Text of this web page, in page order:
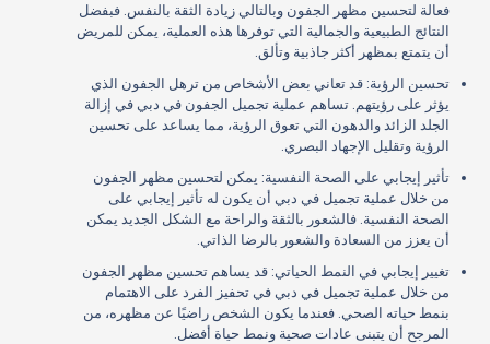
فعالة لتحسين مظهر الجفون وبالتالي زيادة الثقة بالنفس. فبفضل
النتائج الطبيعية والجمالية التي توفرها هذه العملية، يمكن للمريض
أن يتمتع بمظهر أكثر جاذبية وتألق.
تحسين الرؤية: قد تعاني بعض الأشخاص من ترهل الجفون الذي
يؤثر على رؤيتهم. تساهم عملية تجميل الجفون في دبي في إزالة
الجلد الزائد والدهون التي تعوق الرؤية، مما يساعد على تحسين
الرؤية وتقليل الإجهاد البصري.
تأثير إيجابي على الصحة النفسية: يمكن لتحسين مظهر الجفون
من خلال عملية تجميل في دبي أن يكون له تأثير إيجابي على
الصحة النفسية. فالشعور بالثقة والراحة مع الشكل الجديد يمكن
أن يعزز من السعادة والشعور بالرضا الذاتي.
تغيير إيجابي في النمط الحياتي: قد يساهم تحسين مظهر الجفون
من خلال عملية تجميل في دبي في تحفيز الفرد على الاهتمام
بنمط حياته الصحي. فعندما يكون الشخص راضيًا عن مظهره، من
المرجح أن يتبنى عادات صحية ونمط حياة أفضل.